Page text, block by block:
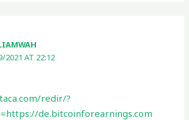
2021 AT 22:12
redir/?
de.bitcoinforearnings.com